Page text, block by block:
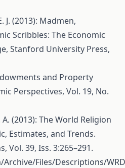
J. (2013): Madmen,
Scribbles: The Economic
Stanford University Press,
and Property
Perspectives, Vol. 19, No.
(2013): The World Religion
Estimates, and Trends.
39, Iss. 3:265–291.
Files/Descriptions/